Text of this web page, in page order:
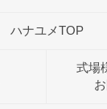
ハナユメTOP
式場